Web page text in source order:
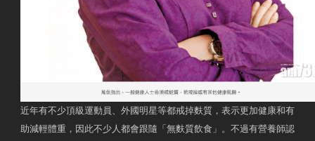
近年有不少頂級運動員、外國明星等都戒掉麩質，表示更加健康和有
助減輕體重，因此不少人都會跟隨「無麩質飲食」。不過有營養師認